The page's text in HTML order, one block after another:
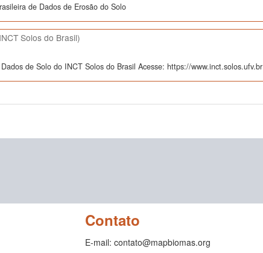
de Dados de Erosão do Solo
Solos do Brasil)
de Solo do INCT Solos do Brasil Acesse: https://www.inct.solos.ufv.br
Contato
E-mail: contato@mapbiomas.org